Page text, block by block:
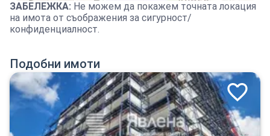
ЗАБЕЛЕЖКА: Не можем да покажем точната локация
на имота от съображения за сигурност/
конфиденциалност.
Подобни имоти